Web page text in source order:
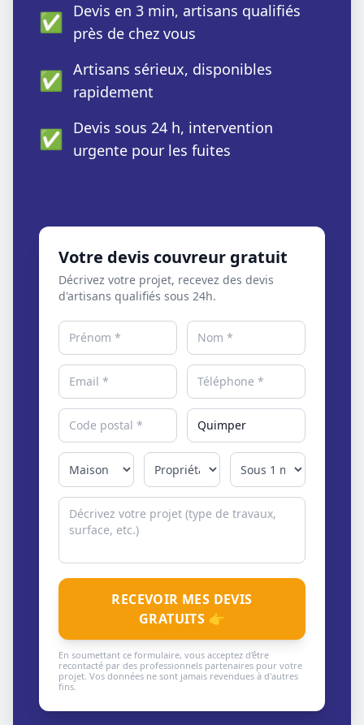
✅ Devis en 3 min, artisans qualifiés
près de chez vous
✅ Artisans sérieux, disponibles
rapidement
✅ Devis sous 24 h, intervention
urgente pour les fuites
Votre devis couvreur gratuit
Décrivez votre projet, recevez des devis
d'artisans qualifiés sous 24h.
RECEVOIR MES DEVIS
GRATUITS 👉
En soumettant ce formulaire, vous acceptez d'être
recontacté par des professionnels partenaires pour votre
projet. Vos données ne sont jamais revendues à d'autres
fins.